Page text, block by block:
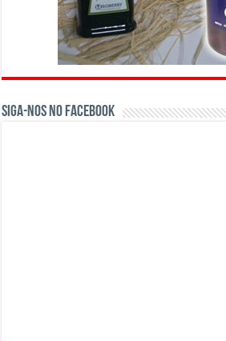
Siga-nos no Facebook